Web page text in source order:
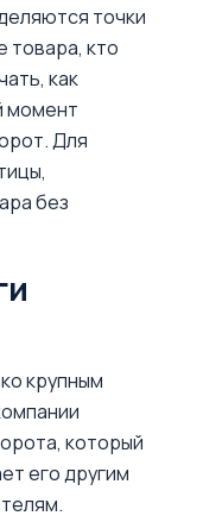
точки
товара, кто
как
момент
Для
без
крупным
который
его другим